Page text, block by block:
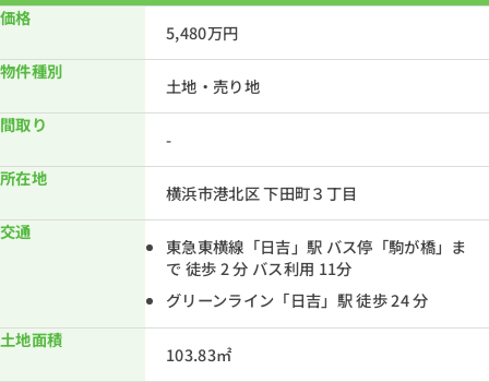
価格
5,480万円
物件種別
土地・売り地
間取り
-
所在地
横浜市港北区 下田町３丁目
交通
東急東横線「日吉」駅 バス停「駒が橋」ま
で 徒歩 2 分 バス利用 11分
グリーンライン「日吉」駅 徒歩 24 分
土地面積
103.83㎡